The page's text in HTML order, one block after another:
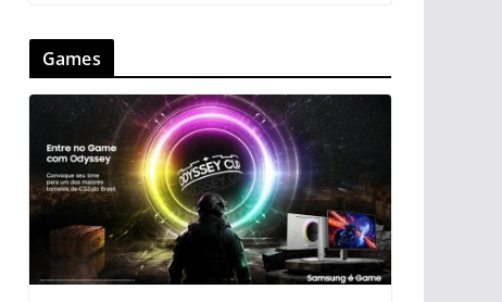
Games